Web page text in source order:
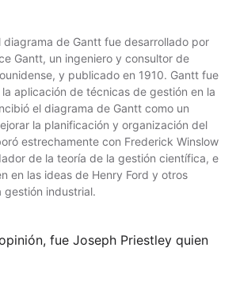
diagrama de Gantt fue desarrollado por
Gantt, un ingeniero y consultor de
y publicado en 1910. Gantt fue
aplicación de técnicas de gestión en la
el diagrama de Gantt como un
la planificación y organización del
estrechamente con Frederick Winslow
de la teoría de la gestión científica, e
en las ideas de Henry Ford y otros
gestión industrial.
fue Joseph Priestley quien